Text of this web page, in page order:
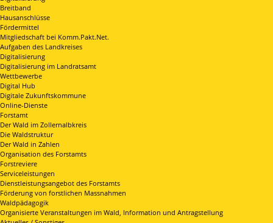
Breitband
Hausanschlüsse
Fördermittel
Mitgliedschaft bei Komm.Pakt.Net.
Aufgaben des Landkreises
Digitalisierung
Digitalisierung im Landratsamt
Wettbewerbe
Digital Hub
Digitale Zukunftskommune
Online-Dienste
Forstamt
Der Wald im Zollernalbkreis
Die Waldstruktur
Der Wald in Zahlen
Organisation des Forstamts
Forstreviere
Serviceleistungen
Dienstleistungsangebot des Forstamts
Förderung von forstlichen Massnahmen
Waldpädagogik
Organisierte Veranstaltungen im Wald, Information und Antragstellung